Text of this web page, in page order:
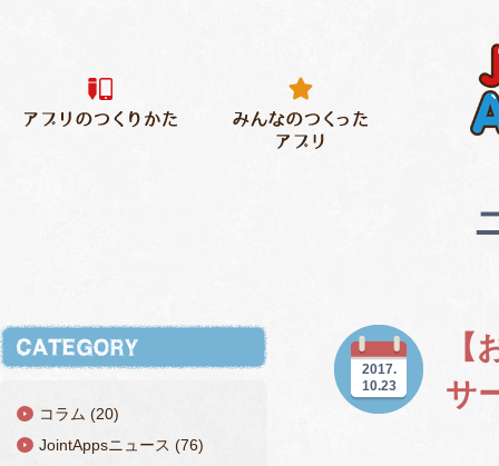
サ
2017.
10.23
コラム (20)
JointAppsニュース (76)